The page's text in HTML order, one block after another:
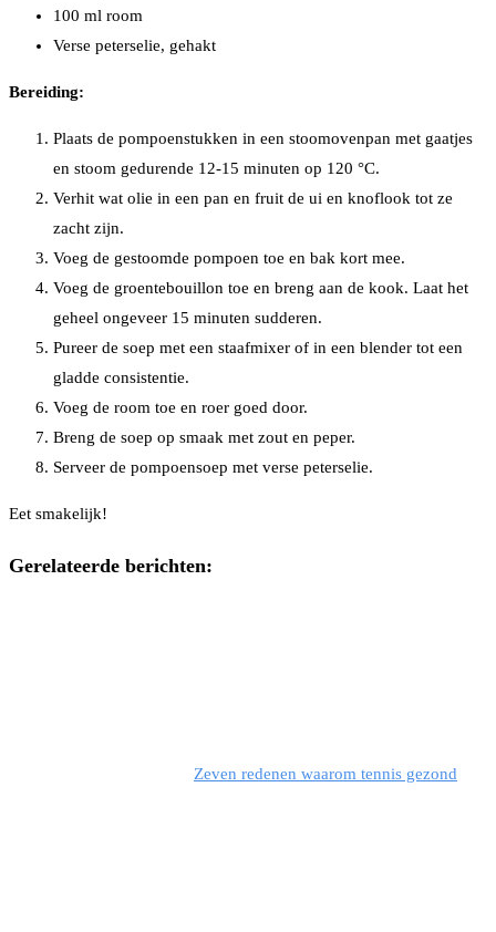
100 ml room
Verse peterselie, gehakt
Bereiding:
Plaats de pompoenstukken in een stoomovenpan met gaatjes
en stoom gedurende 12-15 minuten op 120 °C.
Verhit wat olie in een pan en fruit de ui en knoflook tot ze
zacht zijn.
Voeg de gestoomde pompoen toe en bak kort mee.
Voeg de groentebouillon toe en breng aan de kook. Laat het
geheel ongeveer 15 minuten sudderen.
Pureer de soep met een staafmixer of in een blender tot een
gladde consistentie.
Voeg de room toe en roer goed door.
Breng de soep op smaak met zout en peper.
Serveer de pompoensoep met verse peterselie.
Eet smakelijk!
Gerelateerde berichten:
Zeven redenen waarom tennis gezond